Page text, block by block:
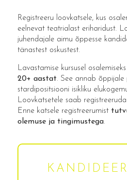
Registreeru loovkatsele, kus
eelnevat teatrialast eriharidust.
juhendajale aimu õppesse
tänastest oskustest.
Lavastamise kursusel
20+ aastat. See annab õppijale
stardipositsiooni isikliku
Loovkatsetele saab
Enne katsele registreerumist
olemuse ja tingimustega.